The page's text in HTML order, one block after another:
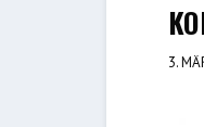
3.